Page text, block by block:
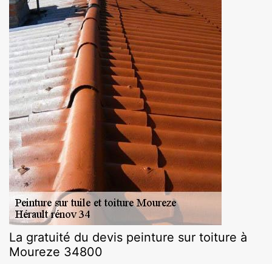
La gratuité du devis peinture sur toiture à
Moureze 34800